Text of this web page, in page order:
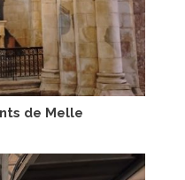
de Melle